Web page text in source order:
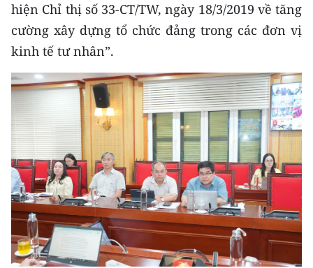
TIN MỚI
TIN ĐỊA PHƯƠNG
Trung du và miền núi phía Bắc
Đồng bằng sông Hồng
Bắc Trung Bộ
Duyên hải Nam Trung Bộ và Tây
Nguyên
Đông Nam Bộ
Đồng bằng sông Cửu Long
hiện Chỉ thị số 33-CT/TW, ngày 18/3/2019 về tăng
cường xây dựng tổ chức đảng trong các đơn vị
kinh tế tư nhân”.